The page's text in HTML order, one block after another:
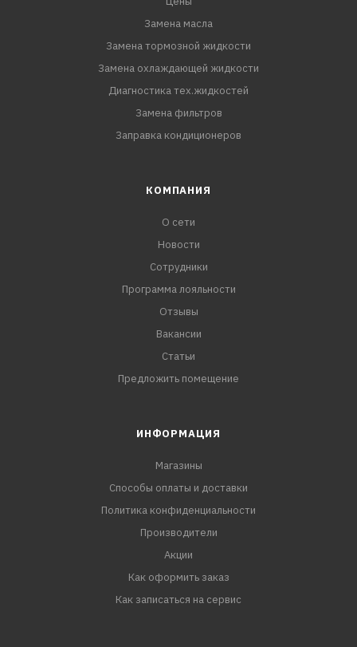
Замена масла
Замена тормозной жидкости
Замена охлаждающей жидкости
Диагностика тех.жидкостей
Замена фильтров
Заправка кондиционеров
КОМПАНИЯ
О сети
Новости
Сотрудники
Программа лояльности
Отзывы
Вакансии
Статьи
Предложить помещение
ИНФОРМАЦИЯ
Магазины
Способы оплаты и доставки
Политика конфиденциальности
Производители
Акции
Как оформить заказ
Как записаться на сервис